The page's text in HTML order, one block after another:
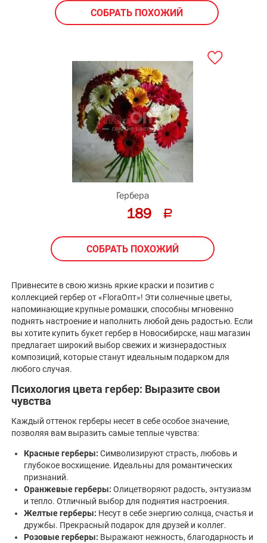
СОБРАТЬ ПОХОЖИЙ
Гербера
189
СОБРАТЬ ПОХОЖИЙ
Привнесите в свою жизнь яркие краски и позитив с
коллекцией гербер от «FloraОпт»! Эти солнечные цветы,
напоминающие крупные ромашки, способны мгновенно
поднять настроение и наполнить любой день радостью. Если
вы хотите купить букет гербер в Новосибирске, наш магазин
предлагает широкий выбор свежих и жизнерадостных
композиций, которые станут идеальным подарком для
любого случая.
Психология цвета гербер: Выразите свои
чувства
Каждый оттенок герберы несет в себе особое значение,
позволяя вам выразить самые теплые чувства:
Красные герберы: Символизируют страсть, любовь и
глубокое восхищение. Идеальны для романтических
признаний.
Оранжевые герберы: Олицетворяют радость, энтузиазм
и тепло. Отличный выбор для поднятия настроения.
Желтые герберы: Несут в себе энергию солнца, счастья и
дружбы. Прекрасный подарок для друзей и коллег.
Розовые герберы: Выражают нежность, благодарность и